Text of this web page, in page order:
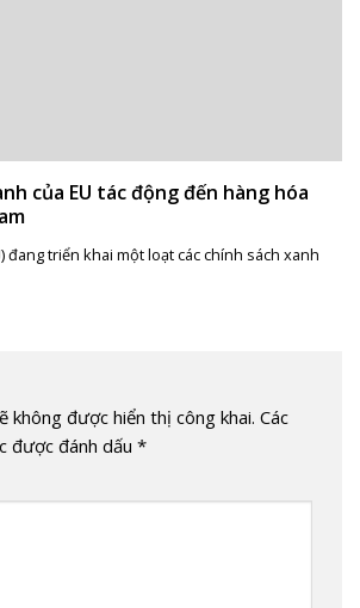
của EU tác động đến hàng hóa
đang triển khai một loạt các chính sách xanh
không được hiển thị công khai. Các
được đánh dấu *